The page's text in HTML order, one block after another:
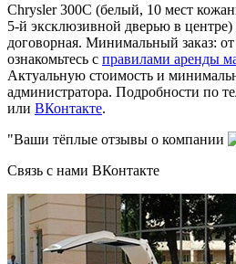
Chrysler 300C (белый, 10 мест
5-й эксклюзивной дверью в центре)
договорная. Минимальный заказ:
ознакомьтесь с правилами аренды
Актуальную стоимость и
администратора. Подробности по
или ВКонтакте.
"Ваши тёплые отзывы о компании
Связь с нами ВКонтакте